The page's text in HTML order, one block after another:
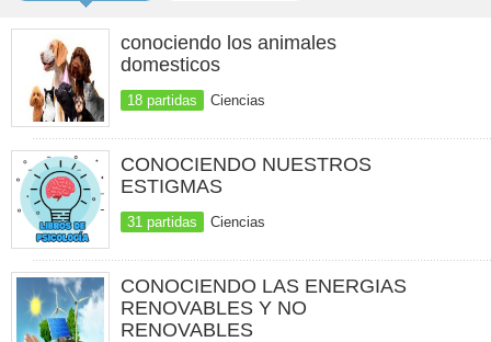
conociendo los animales
domesticos
18 partidas Ciencias
CONOCIENDO NUESTROS
ESTIGMAS
31 partidas Ciencias
CONOCIENDO LAS ENERGIAS
RENOVABLES Y NO
RENOVABLES